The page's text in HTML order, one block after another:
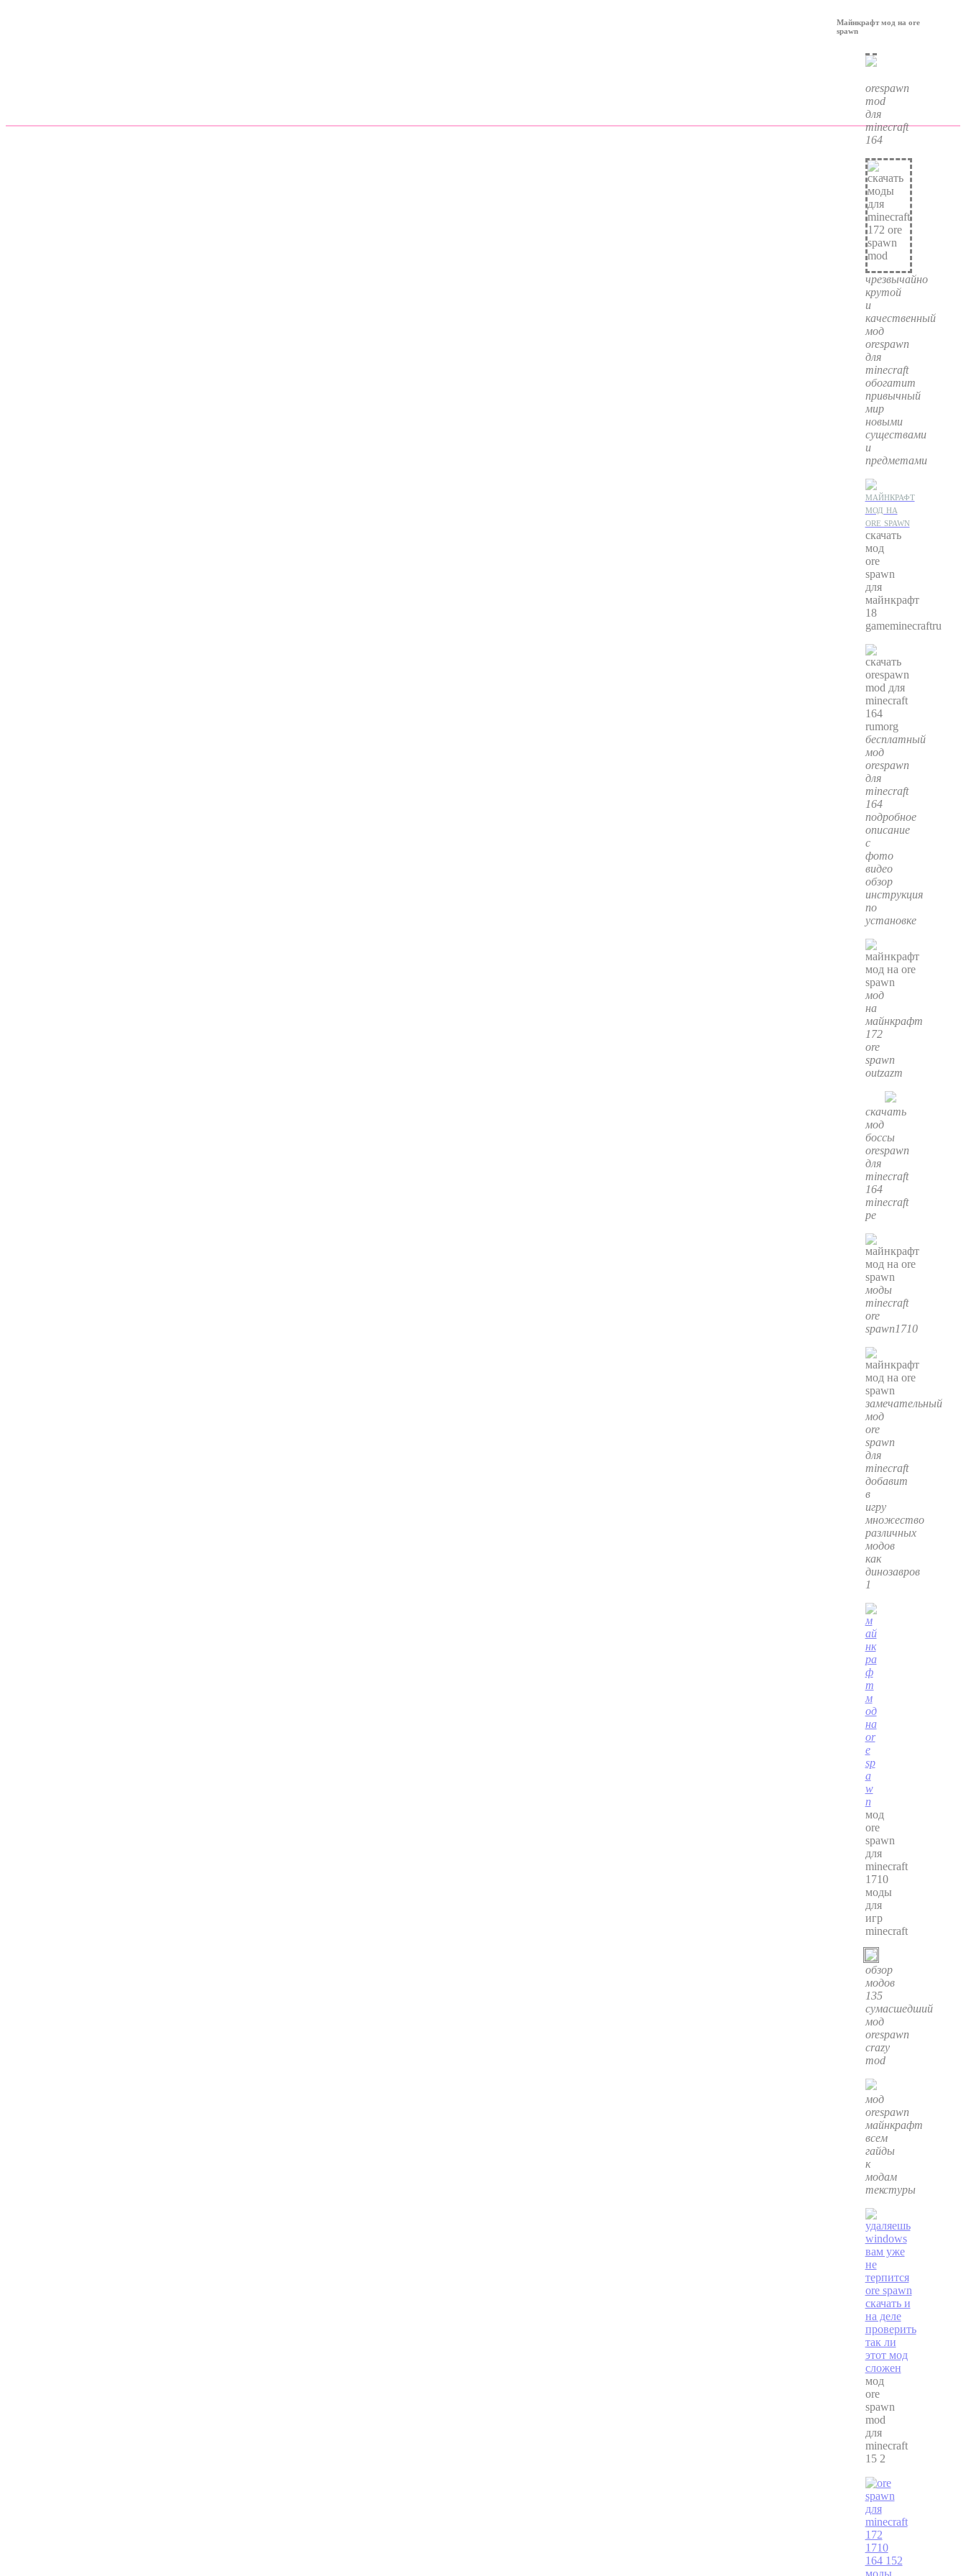
Майнкрафт мод на ore
spawn
orespawn
mod
для
minecraft
164
чрезвычайно
крутой
и
качественный
мод
orespawn
для
minecraft
обогатит
привычный
мир
новыми
существами
и
предметами
скачать
мод
ore
spawn
для
майнкрафт
18
gameminecraftru
бесплатный
мод
orespawn
для
minecraft
164
подробное
описание
с
фото
видео
обзор
инструкция
по
установке
мод
на
майнкрафт
172
ore
spawn
outzazm
скачать
мод
боссы
orespawn
для
minecraft
164
minecraft
pe
моды
minecraft
ore
spawn1710
замечательный
мод
ore
spawn
для
minecraft
добавит
в
игру
множество
различных
модов
как
динозавров
1
мод
ore
spawn
для
minecraft
1710
моды
для
игр
minecraft
обзор
модов
135
сумасшедший
мод
orespawn
crazy
mod
мод
orespawn
майнкрафт
всем
гайды
к
модам
текстуры
мод
ore
spawn
mod
для
minecraft
15 2